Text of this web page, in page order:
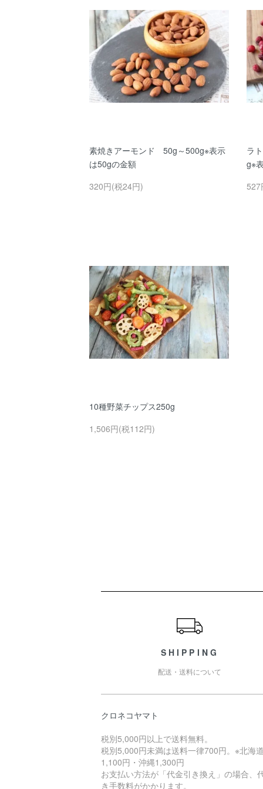
素焼きアーモンド 50g～500g※表示
は50gの金額
320円(税24円)
ラ
g※
527
10種野菜チップス250g
1,506円(税112円)
SHIPPING
配送・送料について
クロネコヤマト
税別5,000円以上で送料無料。
税別5,000円未満は送料一律700円。※北海道
1,100円・沖縄1,300円
お支払い方法が「代金引き換え」の場合、
き手数料がかかります。